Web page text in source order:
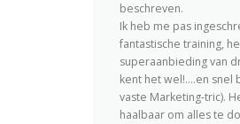
beschreven.
Ik heb me pas
fantastische training,
superaanbieding van
kent het wel!….en snel
vaste Marketing-tric).
haalbaar om alles te